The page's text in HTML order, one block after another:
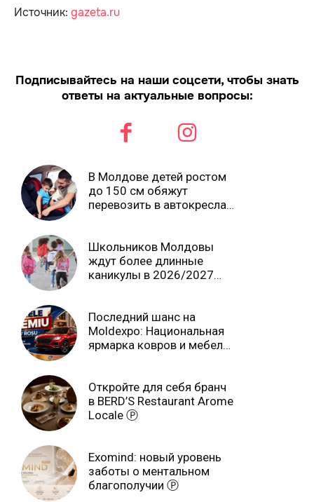
Источник: gazeta.ru
Подписывайтесь на наши соцсети, чтобы знать
ответы на актуальные вопросы:
В Молдове детей ростом
до 150 см обяжут
перевозить в автокреслах
Школьников Молдовы
ждут более длинные
каникулы в 2026/2027
Последний шанс на
Moldexpo: Национальная
ярмарка ковров и мебели
Откройте для себя бранч
в BERD’S Restaurant Arome
Locale Ⓟ
Exomind: новый уровень
заботы о ментальном
благополучии Ⓟ